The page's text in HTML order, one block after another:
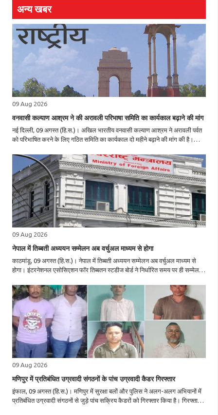
अन्य खबर
09 Aug 2026
वनवासी कल्याण आश्रम ने की अरावली परिभाषा समिति का कार्यकाल बढ़ाने की मांग
नई दिल्ली, 09 अगस्त (हि.स.)। अखिल भारतीय वनवासी कल्याण आश्रम ने अरावली पर्वत
को परिभाषित करने के लिए गठित समिति का कार्यकाल दो महीने बढ़ाने की मांग की है।
नहीं है। ..
09 Aug 2026
नेपाल में तिब्बती अध्ययन सम्मेलन अब वर्चुअल माध्यम से होगा
काठमांडू, 09 अगस्त (हि.स.)। नेपाल में तिब्बती अध्ययन सम्मेलन अब वर्चुअल माध्यम से
होगा। इंटरनेशनल एसोसिएशन फॉर तिब्बतन स्टडीज बोर्ड ने निर्धारित समय पर ही सम्मेलन
विश्वविद्यालय ..
09 Aug 2026
मणिपुर में प्रतिबंधित उग्रवादी संगठनों के पांच उग्रवादी कैडर गिरफ्तार
इंफाल, 09 अगस्त (हि.स.)। मणिपुर में सुरक्षा बलों और पुलिस ने अलग-अलग अभियानों में
प्रतिबंधित उग्रवादी संगठनों से जुड़े पांच सक्रिय कैडरों को गिरफ्तार किया है। गिरफ्तार